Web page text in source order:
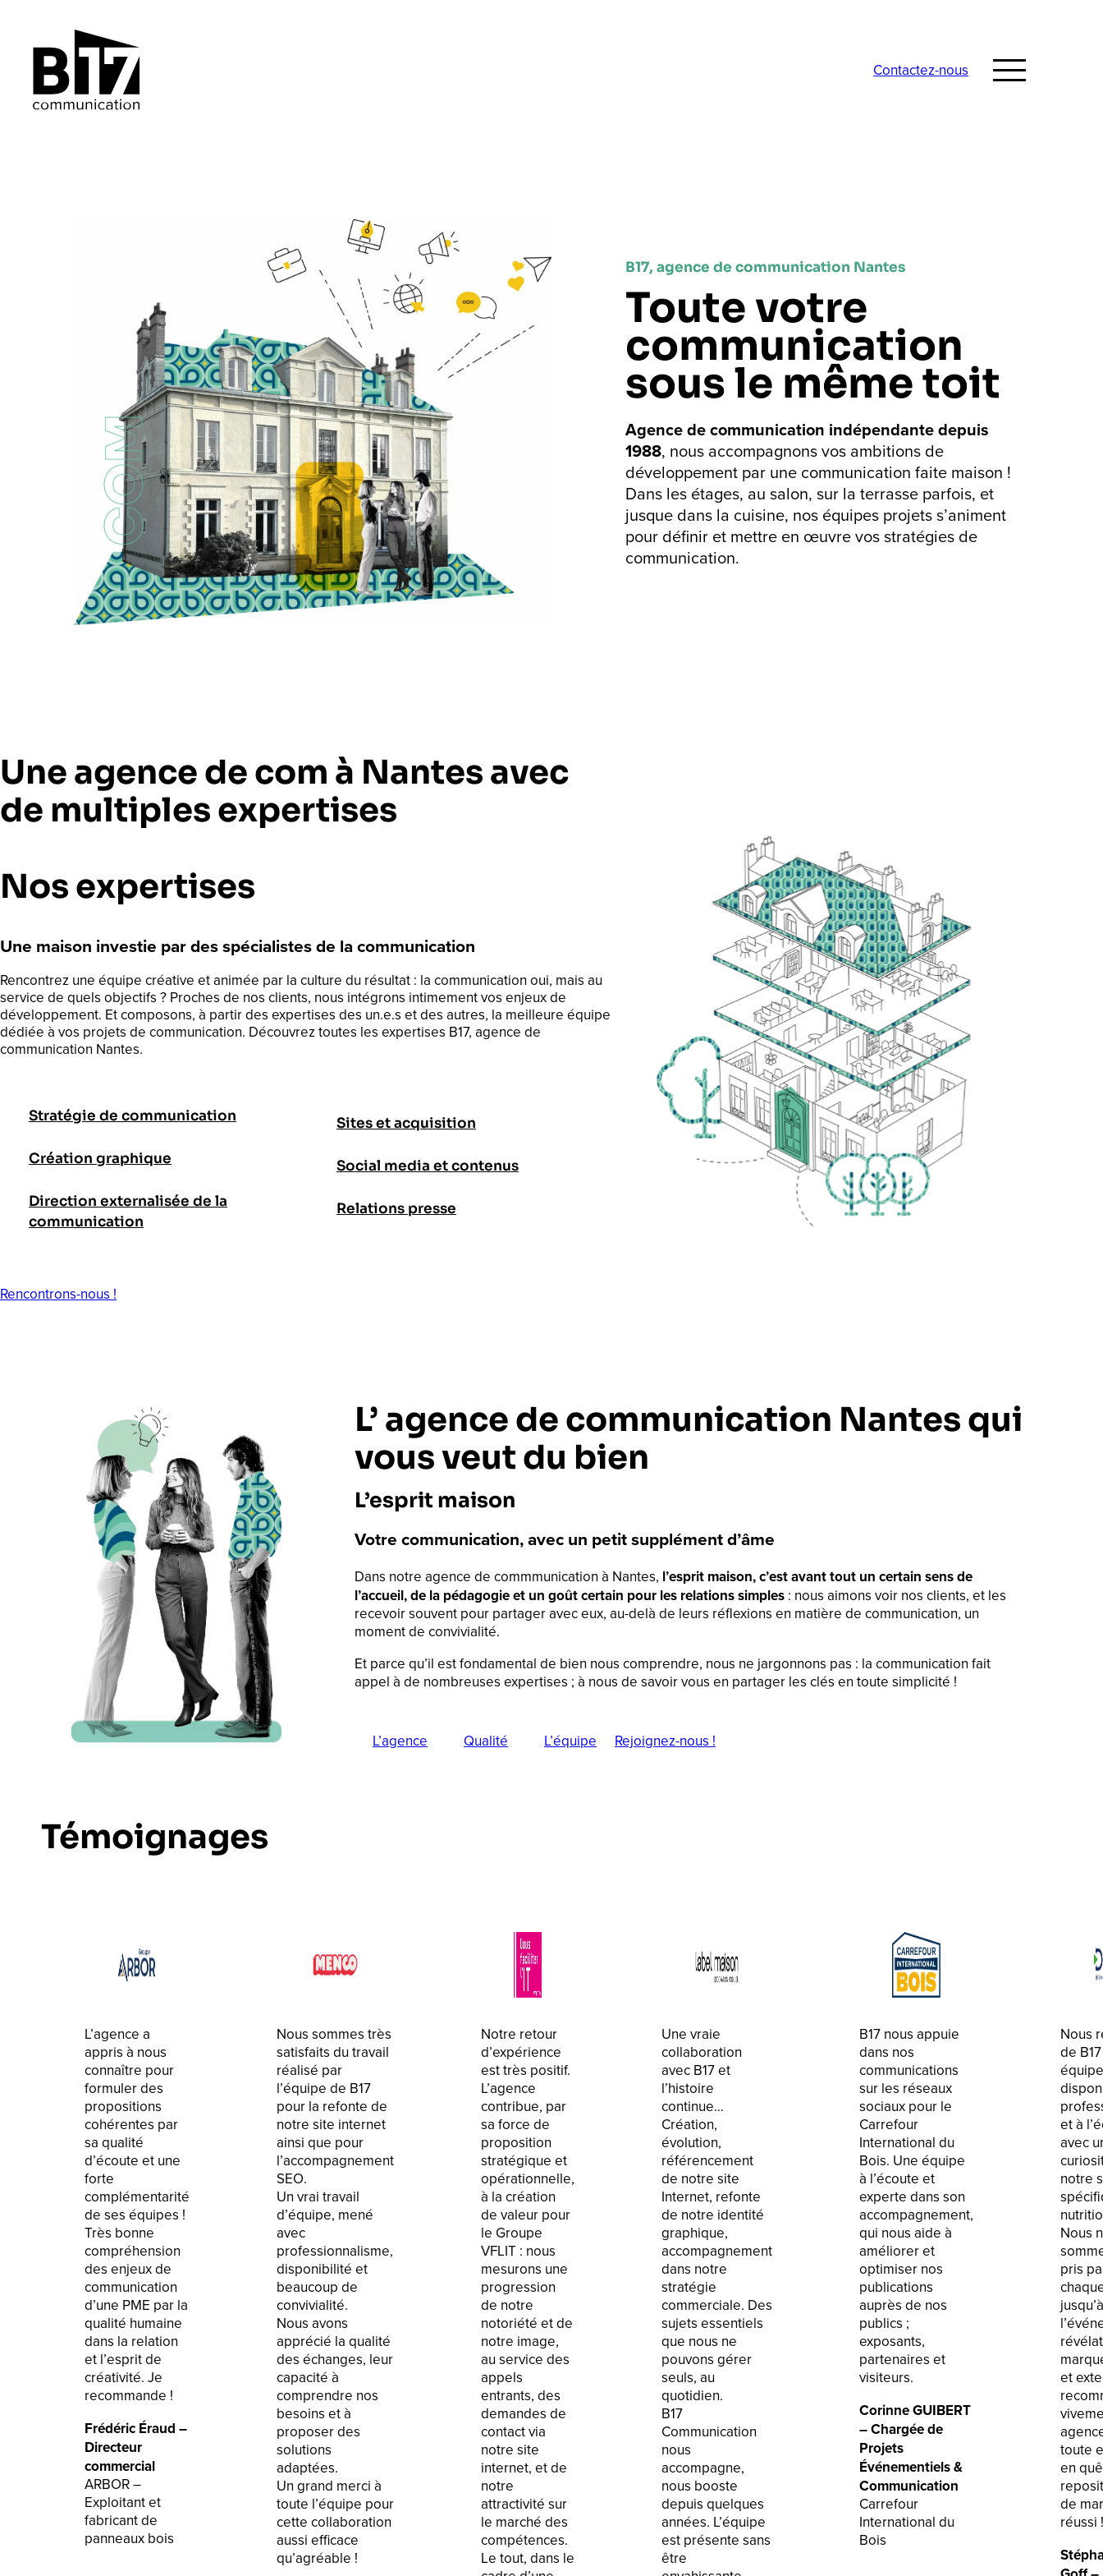
Contactez-nous
B17, agence de communication Nantes
Toute votre
communication
sous le même toit
Agence de communication indépendante depuis
1988, nous accompagnons vos ambitions de
développement par une communication faite maison !
Dans les étages, au salon, sur la terrasse parfois, et
jusque dans la cuisine, nos équipes projets s’animent
pour définir et mettre en œuvre vos stratégies de
communication.
Une agence de com à Nantes avec
de multiples expertises
Nos expertises
Une maison investie par des spécialistes de la communication
Rencontrez une équipe créative et animée par la culture du résultat : la communication oui, mais au
service de quels objectifs ? Proches de nos clients, nous intégrons intimement vos enjeux de
développement. Et composons, à partir des expertises des un.e.s et des autres, la meilleure équipe
dédiée à vos projets de communication. Découvrez toutes les expertises B17, agence de
communication Nantes.
Stratégie de communication
Création graphique
Direction externalisée de la
communication
Sites et acquisition
Social media et contenus
Relations presse
Rencontrons-nous !
L’ agence de communication Nantes qui
vous veut du bien
L’esprit maison
Votre communication, avec un petit supplément d’âme
Dans notre agence de commmunication à Nantes, l’esprit maison, c’est avant tout un certain sens de
l’accueil, de la pédagogie et un goût certain pour les relations simples : nous aimons voir nos clients, et les
recevoir souvent pour partager avec eux, au-delà de leurs réflexions en matière de communication, un
moment de convivialité.
Et parce qu’il est fondamental de bien nous comprendre, nous ne jargonnons pas : la communication fait
appel à de nombreuses expertises ; à nous de savoir vous en partager les clés en toute simplicité !
L’agence Qualité L’équipe Rejoignez-nous !
Témoignages
L’agence a
appris à nous
connaître pour
formuler des
propositions
cohérentes par
sa qualité
d’écoute et une
forte
complémentarité
de ses équipes !
Très bonne
compréhension
des enjeux de
communication
d’une PME par la
qualité humaine
dans la relation
et l’esprit de
créativité. Je
recommande !
Frédéric Éraud –
Directeur
commercial
ARBOR –
Exploitant et
fabricant de
panneaux bois
Nous sommes très
satisfaits du travail
réalisé par
l’équipe de B17
pour la refonte de
notre site internet
ainsi que pour
l’accompagnement
SEO.
Un vrai travail
d’équipe, mené
avec
professionnalisme,
disponibilité et
beaucoup de
convivialité.
Nous avons
apprécié la qualité
des échanges, leur
capacité à
comprendre nos
besoins et à
proposer des
solutions
adaptées.
Un grand merci à
toute l’équipe pour
cette collaboration
aussi efficace
qu’agréable !
Notre retour
d’expérience
est très positif.
L’agence
contribue, par
sa force de
proposition
stratégique et
opérationnelle,
à la création
de valeur pour
le Groupe
VFLIT : nous
mesurons une
progression
de notre
notoriété et de
notre image,
au service des
appels
entrants, des
demandes de
contact via
notre site
internet, et de
notre
attractivité sur
le marché des
compétences.
Le tout, dans le
Une vraie
collaboration
avec B17 et
l’histoire
continue…
Création,
évolution,
référencement
de notre site
Internet, refonte
de notre identité
graphique,
accompagnement
dans notre
stratégie
commerciale. Des
sujets essentiels
que nous ne
pouvons gérer
seuls, au
quotidien.
B17
Communication
nous
accompagne,
nous booste
depuis quelques
années. L’équipe
est présente sans
être
B17 nous appuie
dans nos
communications
sur les réseaux
sociaux pour le
Carrefour
International du
Bois. Une équipe
à l’écoute et
experte dans son
accompagnement,
qui nous aide à
améliorer et
optimiser nos
publications
auprès de nos
publics ;
exposants,
partenaires et
visiteurs.
Corinne GUIBERT
– Chargée de
Projets
Événementiels &
Communication
Carrefour
International du
Bois
Nous
de
équipe
et à
avec
notre
Nous
pris
jusqu’à
et
toute
en
de
réussi !